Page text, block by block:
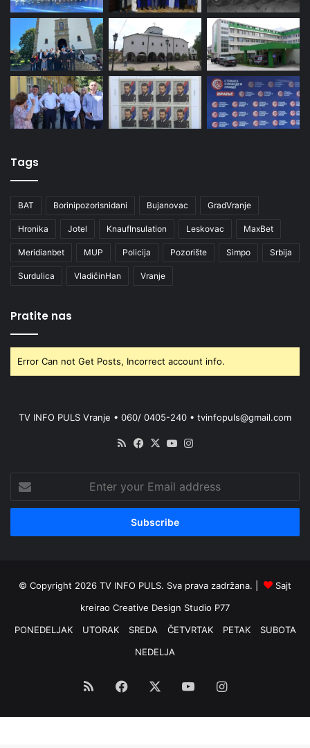
Tags
BAT Borinipozorisnidani Bujanovac GradVranje
Hronika Jotel KnaufInsulation Leskovac MaxBet
Meridianbet MUP Policija Pozorište Simpo Srbija
Surdulica VladičinHan Vranje
Pratite nas
Error Can not Get Posts, Incorrect account info.
TV INFO PULS Vranje • 060/ 0405-240 • tvinfopuls@gmail.com
RSS Facebook
X YouTube
your
Email
© Copyright 2026 TV INFO PULS. Sva prava zadržana. |
Sajt
kreirao Creative Design Studio P77
PONEDELJAK
UTORAK SREDA ČETVRTAK PETAK
SUBOTA
NEDELJA
RSS Facebook YouTubeInstagram